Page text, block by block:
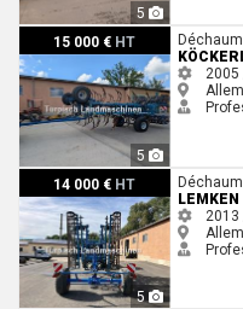
5
15 000 € HT
5
Köckerling Vario 570
2005
14 000 € HT
5
Lemken Kristall 9/600 KUA
2013